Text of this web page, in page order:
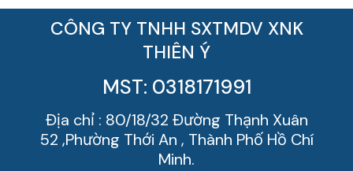
CÔNG TY TNHH SXTMDV XNK
THIÊN Ý
MST: 0318171991
Địa chỉ : 80/18/32 Đường Thạnh Xuân
52 ,Phường Thới An , Thành Phố Hồ Chí
Minh.